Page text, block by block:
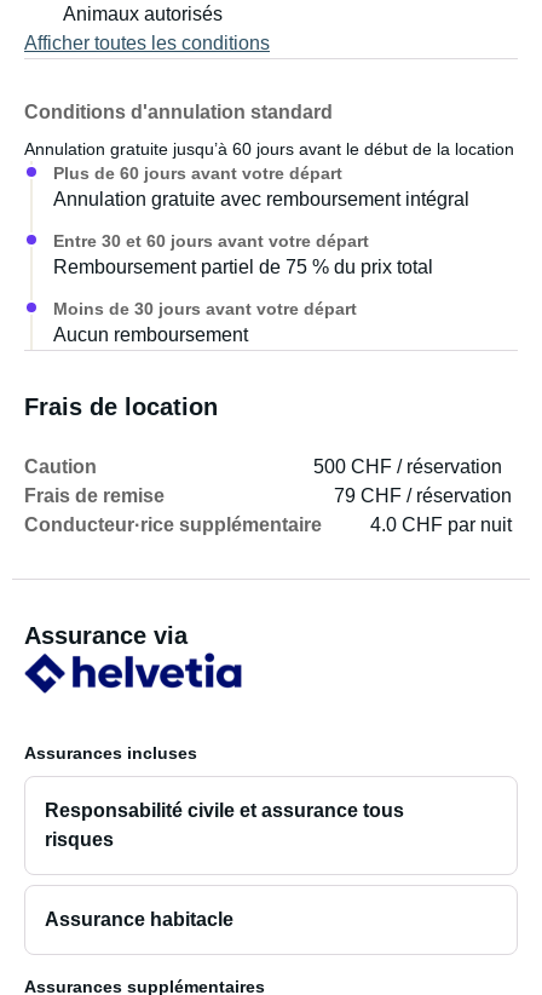
Animaux autorisés
Afficher toutes les conditions
Conditions d'annulation standard
Annulation gratuite jusqu’à 60 jours avant le début de la location
Plus de 60 jours avant votre départ
Annulation gratuite avec remboursement intégral
Entre 30 et 60 jours avant votre départ
Remboursement partiel de 75 % du prix total
Moins de 30 jours avant votre départ
Aucun remboursement
Frais de location
Caution
500 CHF / réservation
Frais de remise
79 CHF / réservation
Conducteur·rice supplémentaire
4.0 CHF par nuit
Assurance via
Assurances incluses
Responsabilité civile et assurance tous
risques
Assurance habitacle
Assurances supplémentaires